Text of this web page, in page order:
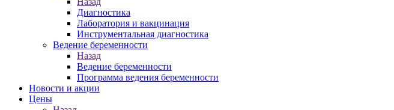
Диагностика
Лаборатория и вакцинация
Инструментальная диагностика
Ведение беременности
Назад
Ведение беременности
Программа ведения беременности
Новости и акции
Цены